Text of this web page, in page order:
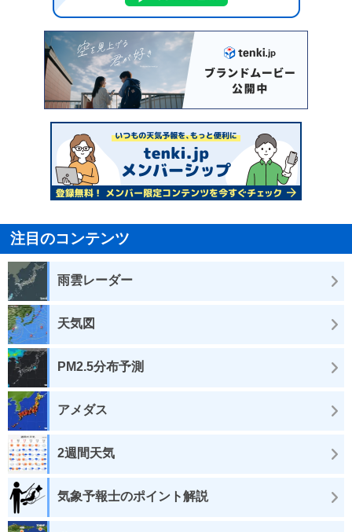
注目のコンテンツ
雨雲レーダー
天気図
PM2.5分布予測
アメダス
2週間天気
気象予報士のポイント解説